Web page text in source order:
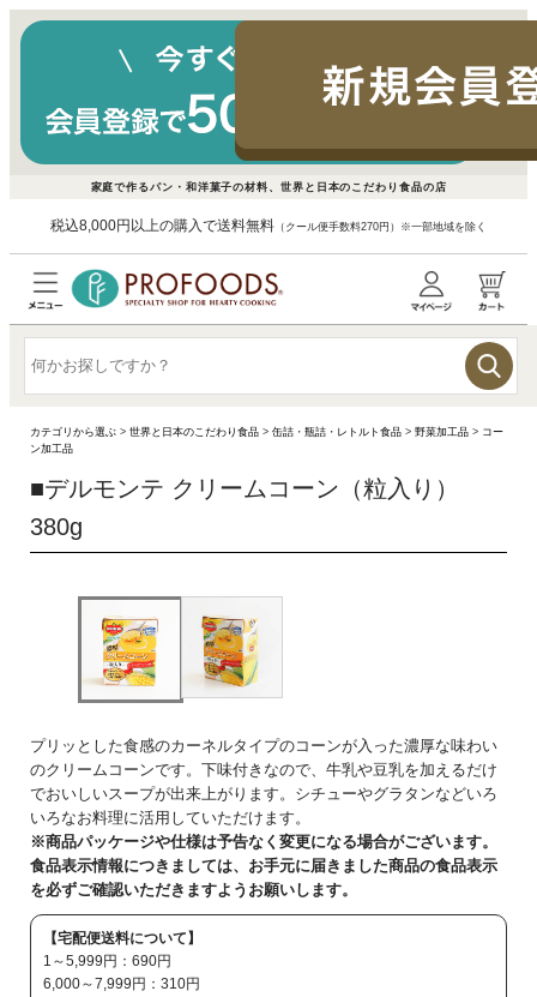
家庭で作るパン・和洋菓子の材料、世界と日本のこだわり食品の店
税込8,000円以上の購入で送料無料 （クール便手数料270円）※一部地域を除く
カテゴリから選ぶ >世界と日本のこだわり食品 >缶詰・瓶詰・レトルト食品 >野菜加工品 > コー
ン加工品
■デルモンテ クリームコーン（粒入り）
380g
プリッとした食感のカーネルタイプのコーンが入った濃厚な味わい
のクリームコーンです。下味付きなので、牛乳や豆乳を加えるだけ
でおいしいスープが出来上がります。シチューやグラタンなどいろ
いろなお料理に活用していただけます。
※商品パッケージや仕様は予告なく変更になる場合がございます。
食品表示情報につきましては、お手元に届きました商品の食品表示
を必ずご確認いただきますようお願いします。
【宅配便送料について】
1～5,999円：690円
6,000～7,999円：310円